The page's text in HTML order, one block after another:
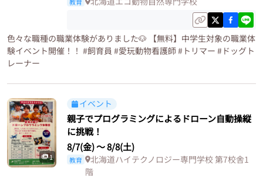
色々な職種の職業体験がありました🐶 【無料】中学生対象の職業体
験イベント開催！！ #飼育員 #愛玩動物看護師 #トリマー #ドッグト
レーナー
1
イベント
親子でプログラミングによるドローン自動操縦
に挑戦！
8/7(金)〜8/8(土)
教育
北海道ハイテクノロジー専門学校 第7校舎1
階